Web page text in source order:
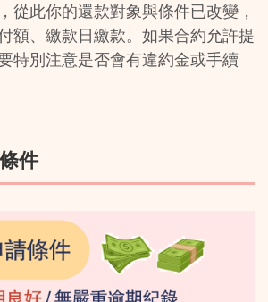
從此你的還款對象與條件已改變，
額、繳款日繳款。如果合約允許提
特別注意是否會有違約金或手續
件